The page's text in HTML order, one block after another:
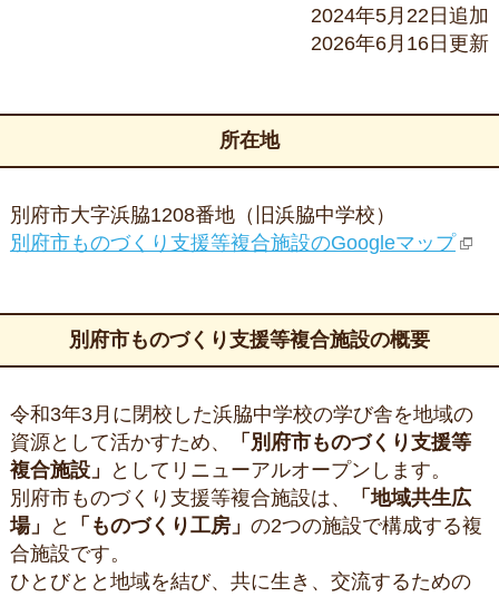
2024年5月22日追加
2026年6月16日更新
所在地
別府市大字浜脇1208番地（旧浜脇中学校）
別府市ものづくり支援等複合施設のGoogleマップ
別府市ものづくり支援等複合施設の概要
令和3年3月に閉校した浜脇中学校の学び舎を地域の
資源として活かすため、
「別府市ものづくり支援等
複合施設」
としてリニューアルオープンします。
別府市ものづくり支援等複合施設は、
「地域共生広
場」
と 「ものづくり工房」 の2つの施設で構成する複
合施設です。
ひとびとと地域を結び、共に生き、交流するための